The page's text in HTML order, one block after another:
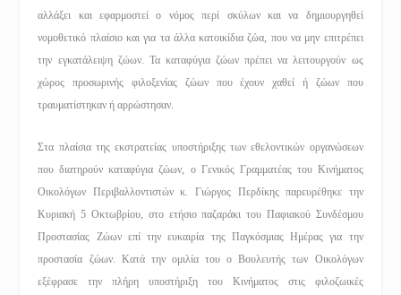
αλλάξει και εφαρμοστεί ο νόμος περί σκύλων και να δημιουργηθεί
νομοθετικό πλαίσιο και για τα άλλα κατοικίδια ζώα, που να μην επιτρέπει
την εγκατάλειψη ζώων. Τα καταφύγια ζώων πρέπει να λειτουργούν ως
χώρος προσωρινής φιλοξενίας ζώων που έχουν χαθεί ή ζώων που
τραυματίστηκαν ή αρρώστησαν.
Στα πλαίσια της εκστρατείας υποστήριξης των εθελοντικών οργανώσεων
που διατηρούν καταφύγια ζώων, ο Γενικός Γραμματέας του Κινήματος
Οικολόγων Περιβαλλοντιστών κ. Γιώργος Περδίκης παρευρέθηκε την
Κυριακή 5 Οκτωβρίου, στο ετήσιο παζαράκι του Παφιακού Συνδέσμου
Προστασίας Ζώων επί την ευκαιρία της Παγκόσμιας Ημέρας για την
προστασία ζώων. Κατά την ομιλία του ο Βουλευτής των Οικολόγων
εξέφρασε την πλήρη υποστήριξη του Κινήματος στις φιλοζωικές